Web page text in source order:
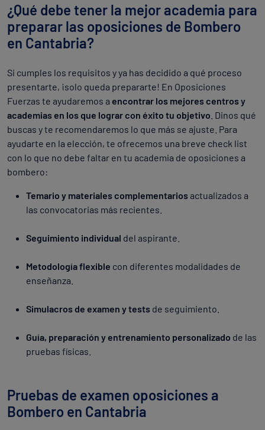
¿Qué debe tener la mejor academia para
preparar las oposiciones de Bombero
en Cantabria?
Si cumples los requisitos y ya has decidido a qué proceso
presentarte, ¡solo queda prepararte! En Oposiciones
Fuerzas te ayudaremos a encontrar los mejores centros y
academias en los que lograr con éxito tu objetivo . Dinos qué
buscas y te recomendaremos lo que más se ajuste. Para
ayudarte en la elección, te ofrecemos una breve check list
con lo que no debe faltar en tu academia de oposiciones a
bombero:
Temario y materiales complementariosactualizados a
las convocatorias más recientes.
Seguimiento individual del aspirante.
Metodología flexible con diferentes modalidades de
enseñanza.
Simulacros de examen y tests de seguimiento.
Guía, preparación y entrenamiento personalizado de las
pruebas físicas.
Pruebas de examen oposiciones a
Bombero en Cantabria